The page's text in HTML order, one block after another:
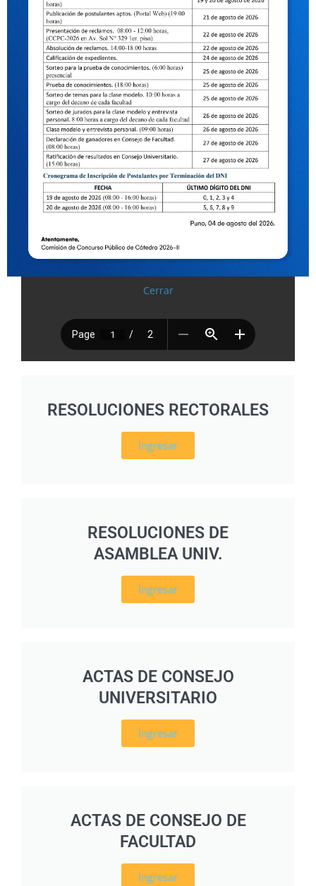
RESOLUCIONES RECTORALES
Ingresar
RESOLUCIONES DE
ASAMBLEA UNIV.
Ingresar
ACTAS DE CONSEJO
UNIVERSITARIO
Ingresar
ACTAS DE CONSEJO DE
FACULTAD
Ingresar
Cerrar